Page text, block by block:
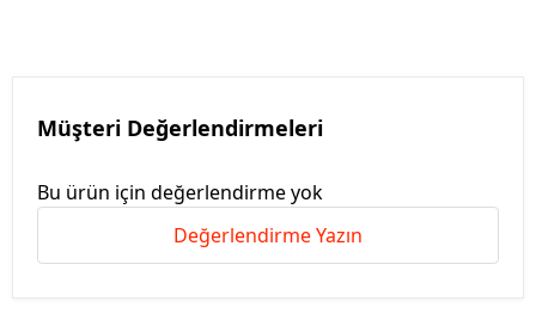
Müşteri Değerlendirmeleri
Bu ürün için değerlendirme yok
Değerlendirme Yazın